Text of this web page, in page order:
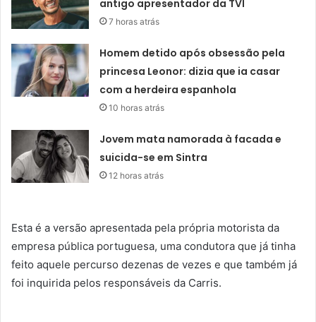
antigo apresentador da TVI
7 horas atrás
Homem detido após obsessão pela
princesa Leonor: dizia que ia casar
com a herdeira espanhola
10 horas atrás
Jovem mata namorada à facada e
suicida-se em Sintra
12 horas atrás
Esta é a versão apresentada pela própria motorista da
empresa pública portuguesa, uma condutora que já tinha
feito aquele percurso dezenas de vezes e que também já
foi inquirida pelos responsáveis da Carris.